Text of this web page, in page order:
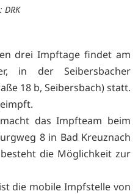
DRK
drei Impftage findet am
in der Seibersbacher
18 b, Seibersbach) statt.
das Impfteam beim
8 in Bad Kreuznach
die Möglichkeit zur
die mobile Impfstelle von